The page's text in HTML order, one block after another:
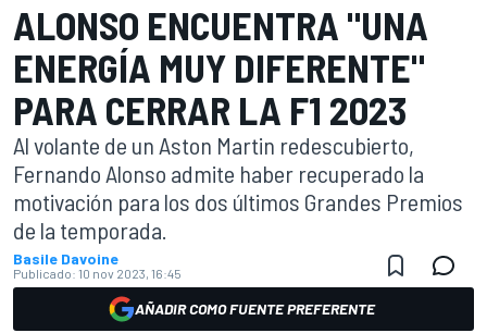
ALONSO ENCUENTRA "UNA
ENERGÍA MUY DIFERENTE"
PARA CERRAR LA F1 2023
Al volante de un Aston Martin redescubierto,
Fernando Alonso admite haber recuperado la
motivación para los dos últimos Grandes Premios
de la temporada.
Basile Davoine
Publicado: 10 nov 2023, 16:45
AÑADIR COMO FUENTE PREFERENTE